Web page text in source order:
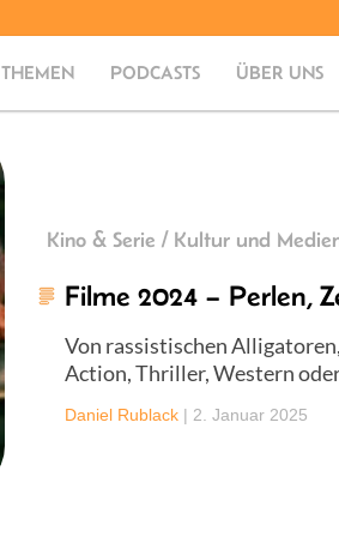
THEMEN PODCASTS ÜBER UNS
Kino & Serie / Kultur und
Filme 2024 – Perlen,
Von rassistischen
Action, Thriller, Western
Daniel Rublack | 2. Januar 2025